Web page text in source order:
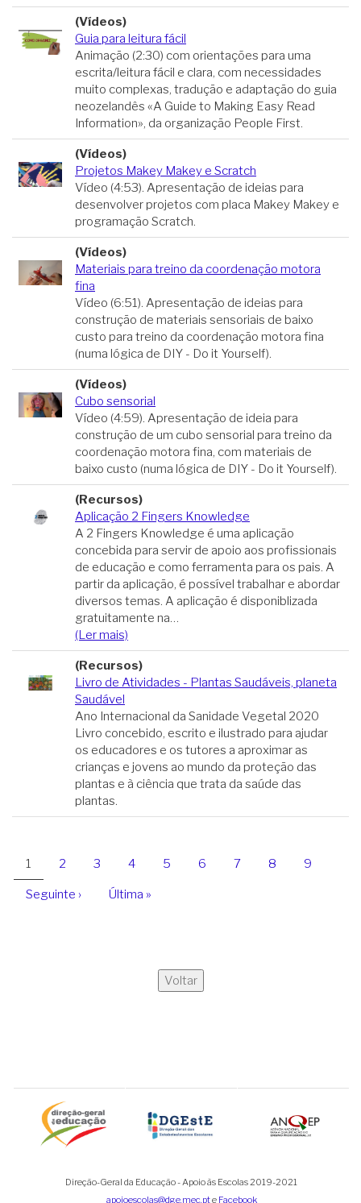
(Vídeos)
Guia para leitura fácil
Animação (2:30) com orientações para uma
escrita/leitura fácil e clara, com necessidades
muito complexas, tradução e adaptação do guia
neozelandês «A Guide to Making Easy Read
Information», da organização People First.
(Vídeos)
Projetos Makey Makey e Scratch
Vídeo (4:53). Apresentação de ideias para
desenvolver projetos com placa Makey Makey e
programação Scratch.
(Vídeos)
Materiais para treino da coordenação motora
fina
Vídeo (6:51). Apresentação de ideias para
construção de materiais sensoriais de baixo
custo para treino da coordenação motora fina
(numa lógica de DIY - Do it Yourself).
(Vídeos)
Cubo sensorial
Vídeo (4:59). Apresentação de ideia para
construção de um cubo sensorial para treino da
coordenação motora fina, com materiais de
baixo custo (numa lógica de DIY - Do it Yourself).
(Recursos)
Aplicação 2 Fingers Knowledge
A 2 Fingers Knowledge é uma aplicação
concebida para servir de apoio aos profissionais
de educação e como ferramenta para os pais. A
partir da aplicação, é possível trabalhar e abordar
diversos temas. A aplicação é disponiblizada
gratuitamente na…
(Ler mais)
(Recursos)
Livro de Atividades - Plantas Saudáveis, planeta
Saudável
Ano Internacional da Sanidade Vegetal 2020
Livro concebido, escrito e ilustrado para ajudar
os educadores e os tutores a aproximar as
crianças e jovens ao mundo da proteção das
plantas e à ciência que trata da saúde das
plantas.
PAGINAÇÃO
Página
atual
1 Page
2 Page
3 Page
4 Page
5 Page
6 Page
7 Page
8 Page
9
Próxima
Seguinte ›
Última
Última »
Voltar
Direção-Geral da Educação - Apoio às Escolas 2019-2021
apoioescolas@dge.mec.pte Facebook